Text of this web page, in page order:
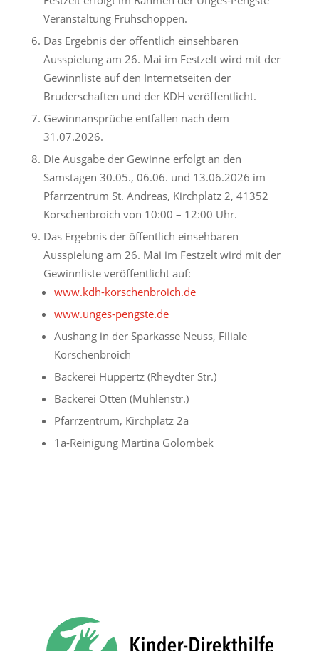
Veranstaltung Frühschoppen.
Das Ergebnis der öffentlich einsehbaren
Ausspielung am 26. Mai im Festzelt wird mit der
Gewinnliste auf den Internetseiten der
Bruderschaften und der KDH veröffentlicht.
Gewinnansprüche entfallen nach dem
31.07.2026.
Die Ausgabe der Gewinne erfolgt an den
Samstagen 30.05., 06.06. und 13.06.2026 im
Pfarrzentrum St. Andreas, Kirchplatz 2, 41352
Korschenbroich von 10:00 – 12:00 Uhr.
Das Ergebnis der öffentlich einsehbaren
Ausspielung am 26. Mai im Festzelt wird mit der
Gewinnliste veröffentlicht auf:
www.kdh-korschenbroich.de
www.unges-pengste.de
Aushang in der Sparkasse Neuss, Filiale
Korschenbroich
Bäckerei Huppertz (Rheydter Str.)
Bäckerei Otten (Mühlenstr.)
Pfarrzentrum, Kirchplatz 2a
1a-Reinigung Martina Golombek